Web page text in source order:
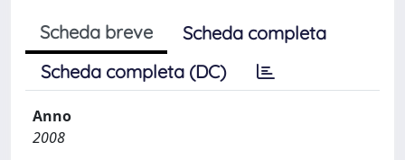
Scheda breve
Scheda completa
Scheda completa (DC)
Anno
2008